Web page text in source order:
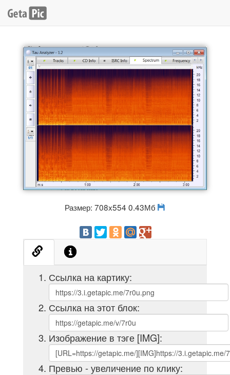
Размер: 708x554 0.43Мб
Ссылка на картику:
Ссылка на этот блок:
Изображение в тэге [IMG]:
Превью - увеличение по клику: